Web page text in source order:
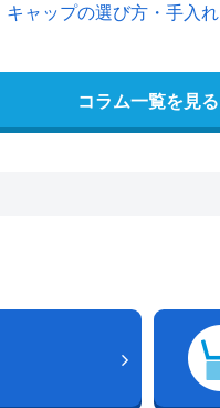
キャップの選び方・手入れ
コラム一覧を見る